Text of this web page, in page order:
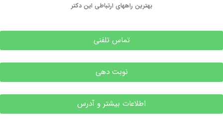
بهترین راههای ارتباطی این دکتر
تماس تلفنی
نوبت دهی
اطلاعات بیشتر و آدرس